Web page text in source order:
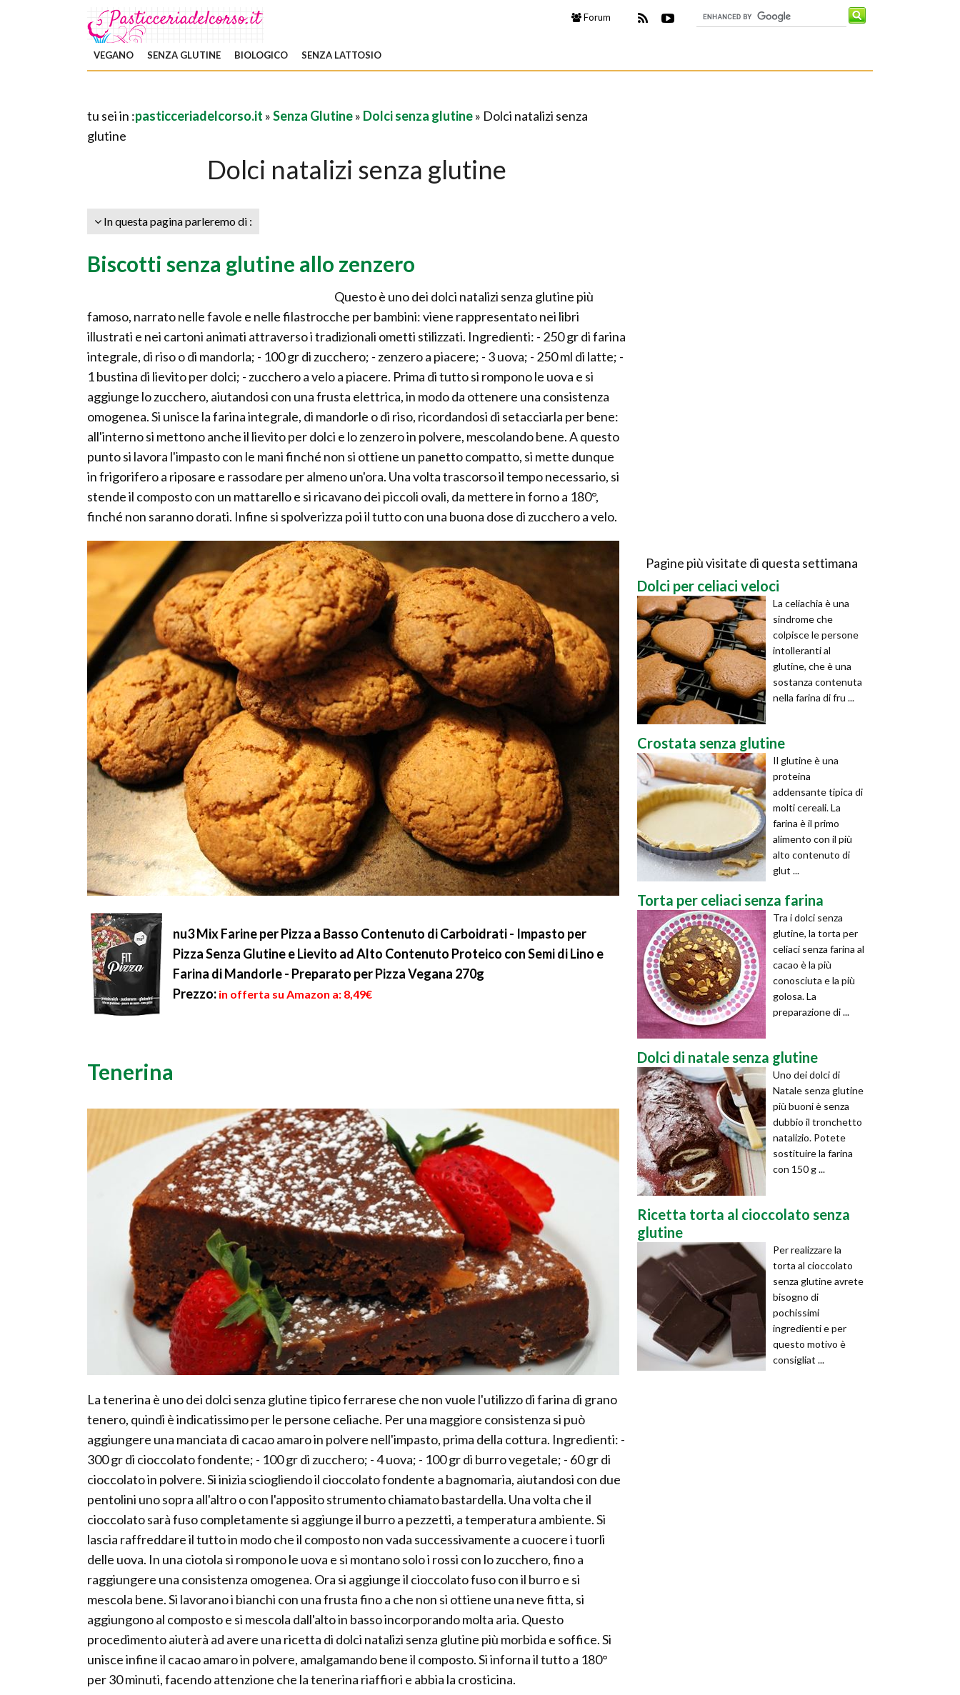
Forum
VEGANO SENZA GLUTINE BIOLOGICO SENZA LATTOSIO
tu sei in :pasticceriadelcorso.it »Senza Glutine» Dolci senza glutine» Dolci natalizi senza
glutine
Dolci natalizi senza glutine
In questa pagina parleremo di :
Biscotti senza glutine allo zenzero
Questo è uno dei dolci natalizi senza glutine più
famoso, narrato nelle favole e nelle filastrocche per bambini: viene rappresentato nei libri
illustrati e nei cartoni animati attraverso i tradizionali ometti stilizzati. Ingredienti: - 250 gr di farina
integrale, di riso o di mandorla; - 100 gr di zucchero; - zenzero a piacere; - 3 uova; - 250 ml di latte; -
1 bustina di lievito per dolci; - zucchero a velo a piacere. Prima di tutto si rompono le uova e si
aggiunge lo zucchero, aiutandosi con una frusta elettrica, in modo da ottenere una consistenza
omogenea. Si unisce la farina integrale, di mandorle o di riso, ricordandosi di setacciarla per bene:
all'interno si mettono anche il lievito per dolci e lo zenzero in polvere, mescolando bene. A questo
punto si lavora l'impasto con le mani finché non si ottiene un panetto compatto, si mette dunque
in frigorifero a riposare e rassodare per almeno un'ora. Una volta trascorso il tempo necessario, si
stende il composto con un mattarello e si ricavano dei piccoli ovali, da mettere in forno a 180°,
finché non saranno dorati. Infine si spolverizza poi il tutto con una buona dose di zucchero a velo.
nu3 Mix Farine per Pizza a Basso Contenuto di Carboidrati - Impasto per
Pizza Senza Glutine e Lievito ad Alto Contenuto Proteico con Semi di Lino e
Farina di Mandorle - Preparato per Pizza Vegana 270g
Prezzo: in offerta su Amazon a: 8,49€
Tenerina
La tenerina è uno dei dolci senza glutine tipico ferrarese che non vuole l'utilizzo di farina di grano
tenero, quindi è indicatissimo per le persone celiache. Per una maggiore consistenza si può
aggiungere una manciata di cacao amaro in polvere nell'impasto, prima della cottura. Ingredienti: -
300 gr di cioccolato fondente; - 100 gr di zucchero; - 4 uova; - 100 gr di burro vegetale; - 60 gr di
cioccolato in polvere. Si inizia sciogliendo il cioccolato fondente a bagnomaria, aiutandosi con due
pentolini uno sopra all'altro o con l'apposito strumento chiamato bastardella. Una volta che il
cioccolato sarà fuso completamente si aggiunge il burro a pezzetti, a temperatura ambiente. Si
lascia raffreddare il tutto in modo che il composto non vada successivamente a cuocere i tuorli
delle uova. In una ciotola si rompono le uova e si montano solo i rossi con lo zucchero, fino a
raggiungere una consistenza omogenea. Ora si aggiunge il cioccolato fuso con il burro e si
mescola bene. Si lavorano i bianchi con una frusta fino a che non si ottiene una neve fitta, si
aggiungono al composto e si mescola dall'alto in basso incorporando molta aria. Questo
procedimento aiuterà ad avere una ricetta di dolci natalizi senza glutine più morbida e soffice. Si
unisce infine il cacao amaro in polvere, amalgamando bene il composto. Si inforna il tutto a 180°
per 30 minuti, facendo attenzione che la tenerina riaffiori e abbia la crosticina.
Pagine più visitate di questa settimana
Dolci per celiaci veloci
La celiachia è una
sindrome che
colpisce le persone
intolleranti al
glutine, che è una
sostanza contenuta
nella farina di fru ...
Crostata senza glutine
Il glutine è una
proteina
addensante tipica di
molti cereali. La
farina è il primo
alimento con il più
alto contenuto di
glut ...
Torta per celiaci senza farina
Tra i dolci senza
glutine, la torta per
celiaci senza farina al
cacao è la più
conosciuta e la più
golosa. La
preparazione di ...
Dolci di natale senza glutine
Uno dei dolci di
Natale senza glutine
più buoni è senza
dubbio il tronchetto
natalizio. Potete
sostituire la farina
con 150 g ...
Ricetta torta al cioccolato senza
glutine
Per realizzare la
torta al cioccolato
senza glutine avrete
bisogno di
pochissimi
ingredienti e per
questo motivo è
consigliat ...